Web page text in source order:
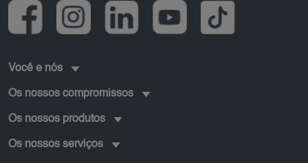
Você e nós
Os nossos compromissos
Os nossos produtos
Os nossos serviços